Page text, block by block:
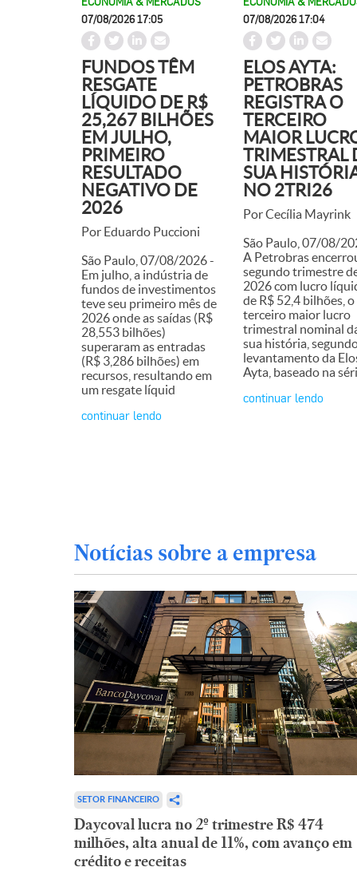
07/08/2026 17:05
FUNDOS TÊM
RESGATE
LÍQUIDO DE R$
25,267 BILHÕES
EM JULHO,
PRIMEIRO
RESULTADO
NEGATIVO DE
2026
Por Eduardo Puccioni
São Paulo, 07/08/2026 -
Em julho, a indústria de
fundos de investimentos
teve seu primeiro mês de
2026 onde as saídas (R$
28,553 bilhões)
superaram as entradas
(R$ 3,286 bilhões) em
recursos, resultando em
um resgate líquid
continuar lendo
07/08/2026 17:04
ELOS AYTA:
PETROBRAS
REGISTRA O
TERCEIRO
MAIOR
TRIMESTRAL
SUA
NO 2TRI26
Por Cecília Mayrink
São Paulo, 07/08/
A Petrobras
segundo trimestre
2026 com lucro
de R$ 52,4 bilhões, o
terceiro maior lucro
trimestral nominal
sua história,
levantamento da
Ayta, baseado na
continuar lendo
Notícias sobre a empresa
SETOR FINANCEIRO
Daycoval lucra no 2º trimestre R$ 474
milhões, alta anual de 11%, com avanço em
crédito e receitas